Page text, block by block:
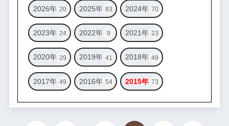
2026年 20 2025年 83 2024年 70
2023年 24 2022年 9 2021年 23
2020年 29 2019年 41 2018年 49
2017年 49 2016年 54 2015年 73